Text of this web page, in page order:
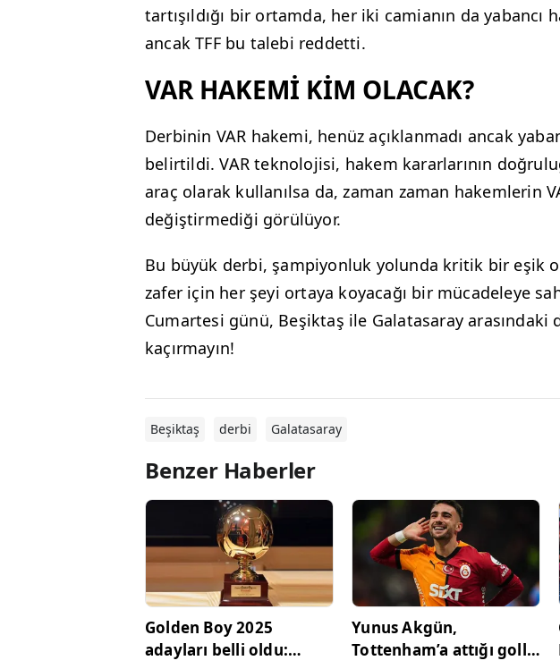
tartışıldığı bir ortamda, her iki camianın da
ancak TFF bu talebi reddetti.
VAR HAKEMİ KİM OLACAK?
Derbinin VAR hakemi, henüz açıklanmadı ancak
belirtildi. VAR teknolojisi, hakem kararlarının
araç olarak kullanılsa da, zaman zaman hakemlerin
değiştirmediği görülüyor.
Bu büyük derbi, şampiyonluk yolunda kritik bir eşik
zafer için her şeyi ortaya koyacağı bir mücadeleye
Cumartesi günü, Beşiktaş ile Galatasaray arasındaki
kaçırmayın!
Beşiktaş derbi Galatasaray
Benzer Haberler
Golden Boy 2025
adayları belli oldu:
Yunus Akgün,
Tottenham’a attığı golle